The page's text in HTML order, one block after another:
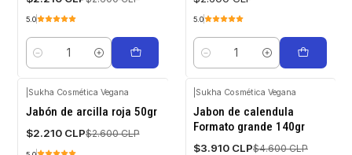
5.0
Quantity
5.0
Quantity
-15%
OFF
Sukha Cosmética Vegana
Jabón de arcilla roja 50gr
$2.210 CLP$2.600 CLP
-15%
OFF
Sukha Cosmética Vegana
Jabon de calendula
Formato grande 140gr
$3.910 CLP$4.600 CLP